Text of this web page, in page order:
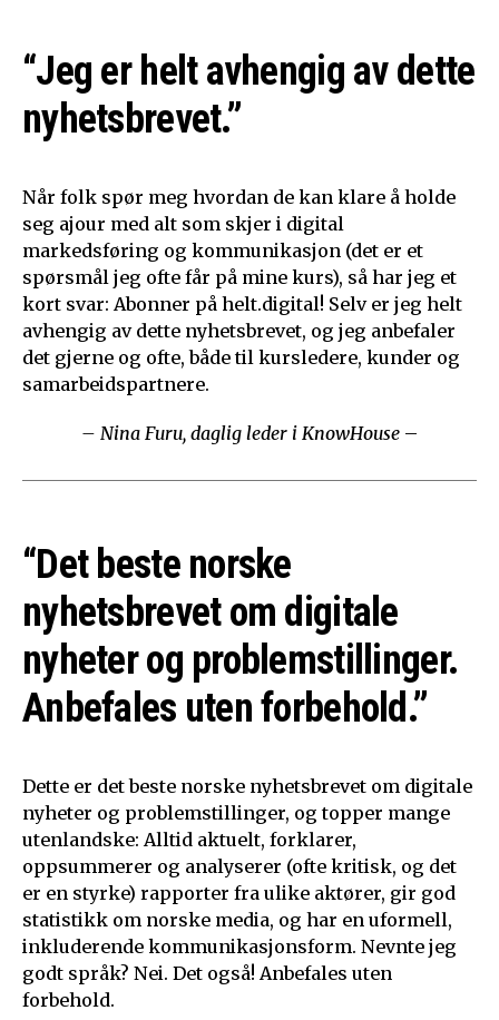
“Jeg er helt avhengig av dette
nyhetsbrevet.”
Når folk spør meg hvordan de kan klare å holde
seg ajour med alt som skjer i digital
markedsføring og kommunikasjon (det er et
spørsmål jeg ofte får på mine kurs), så har jeg et
kort svar: Abonner på helt.digital! Selv er jeg helt
avhengig av dette nyhetsbrevet, og jeg anbefaler
det gjerne og ofte, både til kursledere, kunder og
samarbeidspartnere.
– Nina Furu, daglig leder i KnowHouse –
“Det beste norske
nyhetsbrevet om digitale
nyheter og problemstillinger.
Anbefales uten forbehold.”
Dette er det beste norske nyhetsbrevet om digitale
nyheter og problemstillinger, og topper mange
utenlandske: Alltid aktuelt, forklarer,
oppsummerer og analyserer (ofte kritisk, og det
er en styrke) rapporter fra ulike aktører, gir god
statistikk om norske media, og har en uformell,
inkluderende kommunikasjonsform. Nevnte jeg
godt språk? Nei. Det også! Anbefales uten
forbehold.